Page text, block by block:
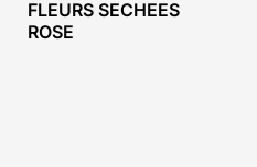
FLEURS SECHEES
ROSE